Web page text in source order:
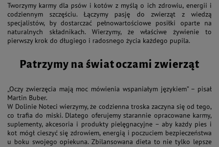
Tworzymy karmy dla psów i kotów z myślą o ich zdrowiu, energii i
codziennym szczęściu. Łączymy pasję do zwierząt z wiedzą
specjalistów, by dostarczać pełnowartościowe posiłki oparte na
naturalnych składnikach. Wierzymy, że właściwe żywienie to
pierwszy krok do długiego i radosnego życia każdego pupila.
Patrzymy na świat oczami zwierząt
„Oczy zwierzęcia mają moc mówienia wspaniałym językiem” – pisał
Martin Buber.
W Dolinie Noteci wierzymy, że codzienna troska zaczyna się od tego,
co trafia do miski. Dlatego oferujemy starannie opracowane karmy,
suplementy, akcesoria i produkty pielęgnacyjne – aby każdy pies i
kot mógł cieszyć się zdrowiem, energią i poczuciem bezpieczeństwa
u boku swojego opiekuna. Zbilansowana dieta to nie tylko lepsze